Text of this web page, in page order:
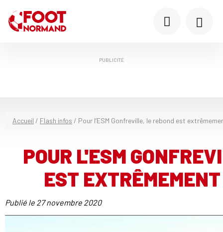
PUBLICITÉ
Accueil / Flash infos / Pour l’ESM Gonfreville, le rebond est
POUR L'ESM
EST
Publié le 27 novembre 2020